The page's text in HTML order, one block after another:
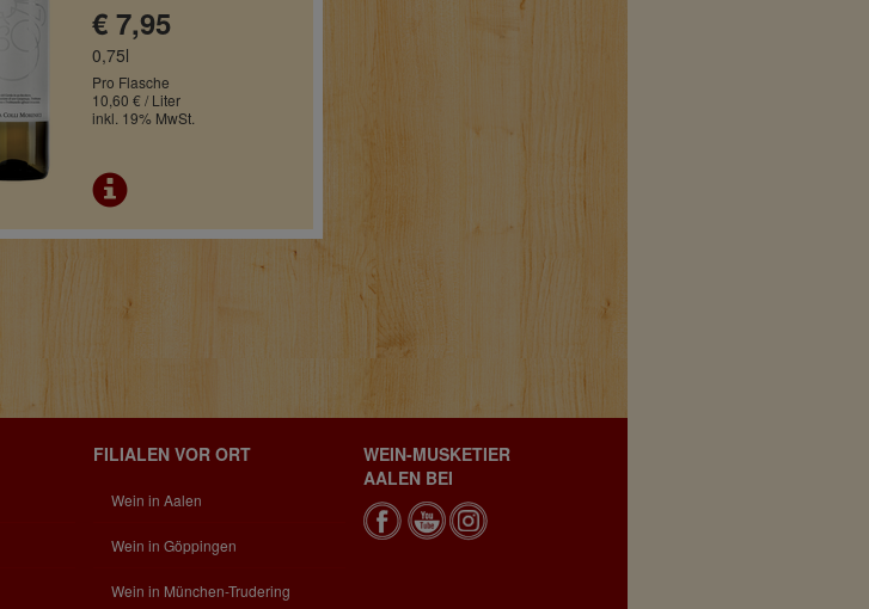
€ 7,95
0,75l
Pro Flasche
10,60 € / Liter
inkl. 19% MwSt.
FILIALEN VOR ORT
Wein in Aalen
Wein in Göppingen
Wein in München-Trudering
WEIN-MUSKETIER
AALEN BEI